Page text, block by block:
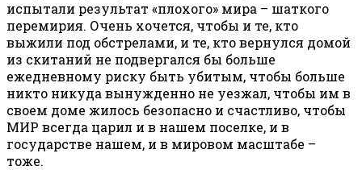
испытали результат «плохого» мира – шаткого
перемирия. Очень хочется, чтобы и те, кто
выжили под обстрелами, и те, кто вернулся домой
из скитаний не подвергался бы больше
ежедневному риску быть убитым, чтобы больше
никто никуда вынужденно не уезжал, чтобы им в
своем доме жилось безопасно и счастливо, чтобы
МИР всегда царил и в нашем поселке, и в
государстве нашем, и в мировом масштабе –
тоже.